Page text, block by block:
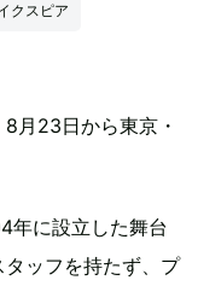
クスピア
月23日から東京・
年に設立した舞台
ッフを持たず、プ